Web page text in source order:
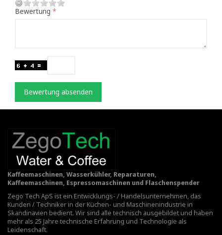
Bewertung
Bewertung absenden
Kaffeemaschinen, Wasserkühler, Reparaturen,
Kaffeemaschinen, Espressomaschinen und Flaschenspender
Zego Tech ApS ist ein Entwicklungs- / Handelsunternehmen, das
Kunden / Techniker in der Küchen- und Maschinenindustrie in
Skandinavien bedient. Wir sind alle technisch ausgebildet und haben
mehr als 25 Jahre technische Erfahrung und Technologie als
Leidenschaft.